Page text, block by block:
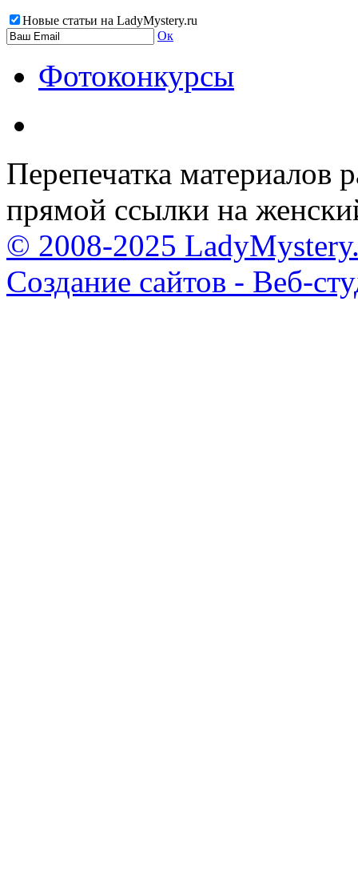
Новые статьи на LadyMystery.ru
Ок
Фотоконкурсы
Перепечатка материалов
прямой ссылки на
© 2008-2025
Создание сайтов - Веб-